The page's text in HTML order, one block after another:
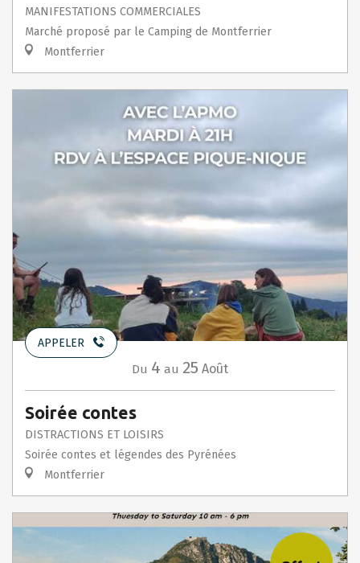
MANIFESTATIONS COMMERCIALES
Marché proposé par le Camping de Montferrier
Montferrier
APPELER
Du 4 au 25 Août
Soirée contes
DISTRACTIONS ET LOISIRS
Soirée contes et légendes des Pyrénées
Montferrier